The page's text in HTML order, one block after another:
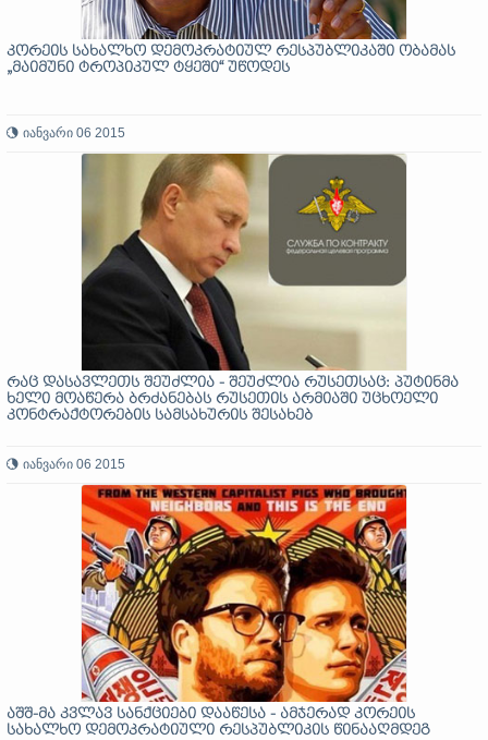
კორეის სახალხო დემოკრატიულ რესპუბლიკაში ობამას
„მაიმუნი ტროპიკულ ტყეში“ უწოდეს
იანვარი 06 2015
რაც დასავლეთს შეუძლია - შეუძლია რუსეთსაც: პუტინმა
ხელი მოაწერა ბრძანებას რუსეთის არმიაში უცხოელი
კონტრაქტორების სამსახურის შესახებ
იანვარი 06 2015
აშშ-მა კვლავ სანქციები დააწესა - ამჯერად კორეის
სახალხო დემოკრატიული რესპუბლიკის წინააღმდეგ